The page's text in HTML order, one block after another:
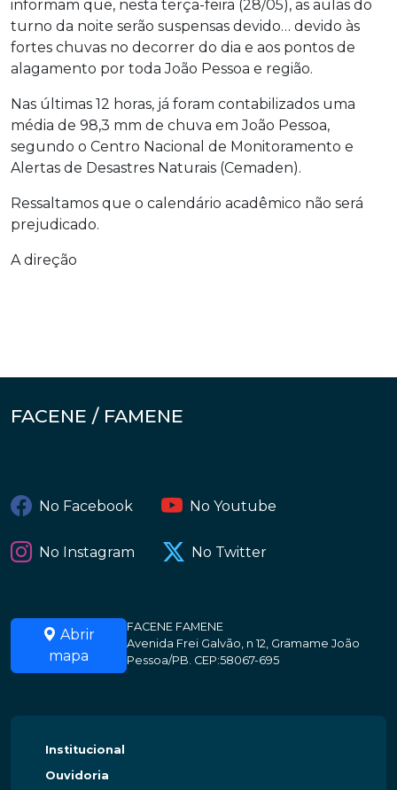
informam que, nesta terça-feira (28/05), as aulas do
turno da noite serão suspensas devido… devido às
fortes chuvas no decorrer do dia e aos pontos de
alagamento por toda João Pessoa e região.
Nas últimas 12 horas, já foram contabilizados uma
média de 98,3 mm de chuva em João Pessoa,
segundo o Centro Nacional de Monitoramento e
Alertas de Desastres Naturais (Cemaden).
Ressaltamos que o calendário acadêmico não será
prejudicado.
A direção
FACENE / FAMENE
No Facebook No Youtube
No Instagram No Twitter
Abrir
mapa
FACENE FAMENE
Avenida Frei Galvão, n 12, Gramame João
Pessoa/PB. CEP:58067-695
Institucional
Ouvidoria